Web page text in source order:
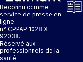
Reconnu comme
service de presse en
ligne.
n° CPPAP 1028 X
92038.
Réservé aux
professionnels de la
santé.